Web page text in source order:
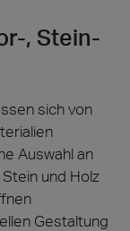
, Stein-
sich von
Auswahl an
und Holz
Gestaltung